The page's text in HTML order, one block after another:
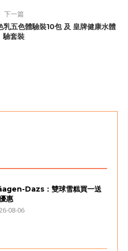
下一篇
五色體驗裝10包 及 皇牌健康水體
驗套裝
Dazs：雙球雪糕買一送
惠
08-06